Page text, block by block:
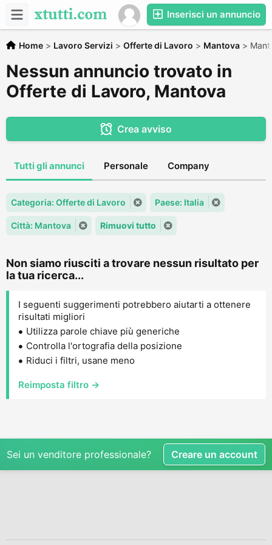
Inserisci un annuncio
Home > Lavoro Servizi > Offerte di Lavoro > Mantova >
Nessun annuncio trovato in
Offerte di Lavoro, Mantova
Crea avviso
Tutti gli annunci Personale Company
Categoria: Offerte di Lavoro Paese: Italia
Città: Mantova Rimuovi tutto
Non siamo riusciti a trovare nessun risultato per
la tua ricerca...
I seguenti suggerimenti potrebbero aiutarti a ottenere
risultati migliori
Utilizza parole chiave più generiche
Controlla l'ortografia della posizione
Riduci i filtri, usane meno
Reimposta filtro →
Sei un venditore professionale? Creare un account